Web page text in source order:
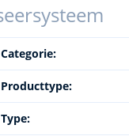
Categorie:
Producttype:
Type: